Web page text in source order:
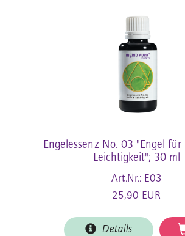
Engelessenz No. 03 "Engel für
Leichtigkeit"; 30 ml
Art.Nr.: E03
25,90 EUR
Details